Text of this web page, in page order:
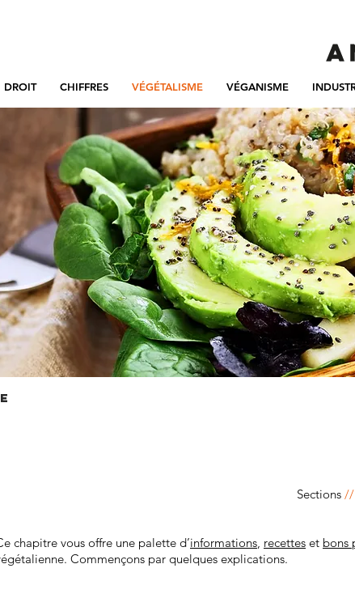
DROIT CHIFFRES VÉGÉTALISME VÉGANISME
Sections //
chapitre vous offre une palette d’informations, recettes et bons
Commençons par quelques explications.